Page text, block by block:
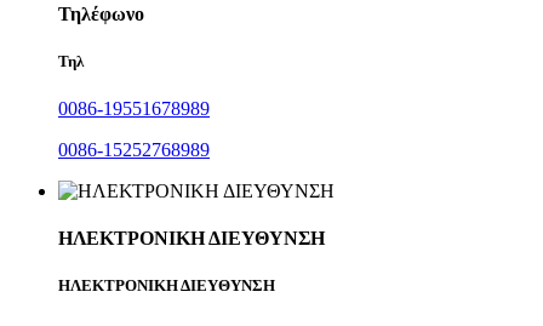
Τηλέφωνο
Τηλ
0086-19551678989
0086-15252768989
ΗΛΕΚΤΡΟΝΙΚΗ ΔΙΕΥΘΥΝΣΗ
ΗΛΕΚΤΡΟΝΙΚΗ ΔΙΕΥΘΥΝΣΗ